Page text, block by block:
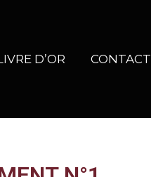
D’OR CONTACT